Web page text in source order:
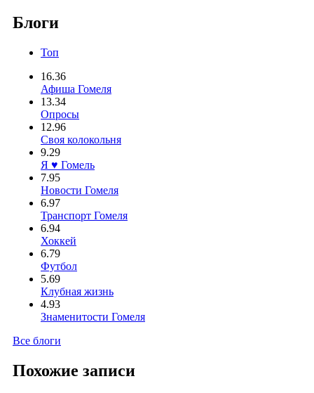
Блоги
Топ
16.36
Афиша Гомеля
13.34
Опросы
12.96
Своя колокольня
9.29
Я ♥ Гомель
7.95
Новости Гомеля
6.97
Транспорт Гомеля
6.94
Хоккей
6.79
Футбол
5.69
Клубная жизнь
4.93
Знаменитости Гомеля
Все блоги
Похожие записи